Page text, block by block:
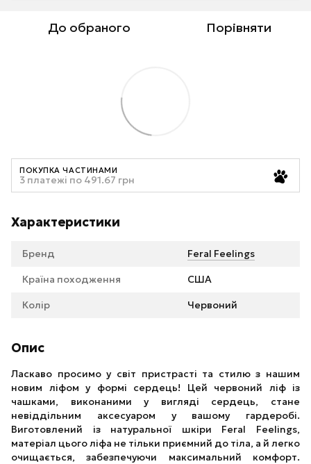
До обраного Порівняти
ПОКУПКА ЧАСТИНАМИ
3 платежі по 491.67 грн
Характеристики
Бренд Feral Feelings
Країна походження США
Колір Червоний
Опис
Ласкаво просимо у світ пристрасті та стилю з нашим
новим ліфом у формі сердець! Цей червоний ліф із
чашками, виконаними у вигляді сердець, стане
невіддільним аксесуаром у вашому гардеробі.
Виготовлений із натуральної шкіри Feral Feelings,
матеріал цього ліфа не тільки приємний до тіла, а й легко
очищається, забезпечуючи максимальний комфорт.